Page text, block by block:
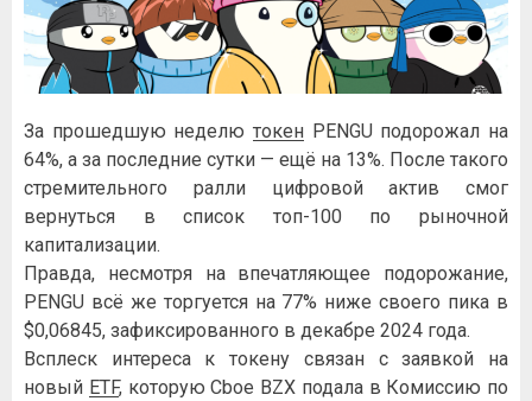
За прошедшую неделю токен PENGU подорожал на
64%, а за последние сутки — ещё на 13%. После такого
стремительного ралли цифровой актив смог
вернуться в список топ-100 по рыночной
капитализации.
Правда, несмотря на впечатляющее подорожание,
PENGU всё же торгуется на 77% ниже своего пика в
$0,06845, зафиксированного в декабре 2024 года.
Всплеск интереса к токену связан с заявкой на
новый ETF, которую Cboe BZX подала в Комиссию по